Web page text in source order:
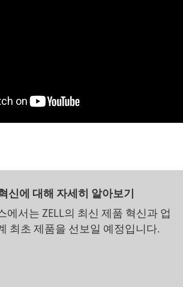
신에 대해 자세히 알아보기
에서는 ZELL의 최신 제품 혁신과 업
최초 제품을 선보일 예정입니다.